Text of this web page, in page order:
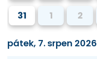
31 1 2
pátek, 7. srpen 2026